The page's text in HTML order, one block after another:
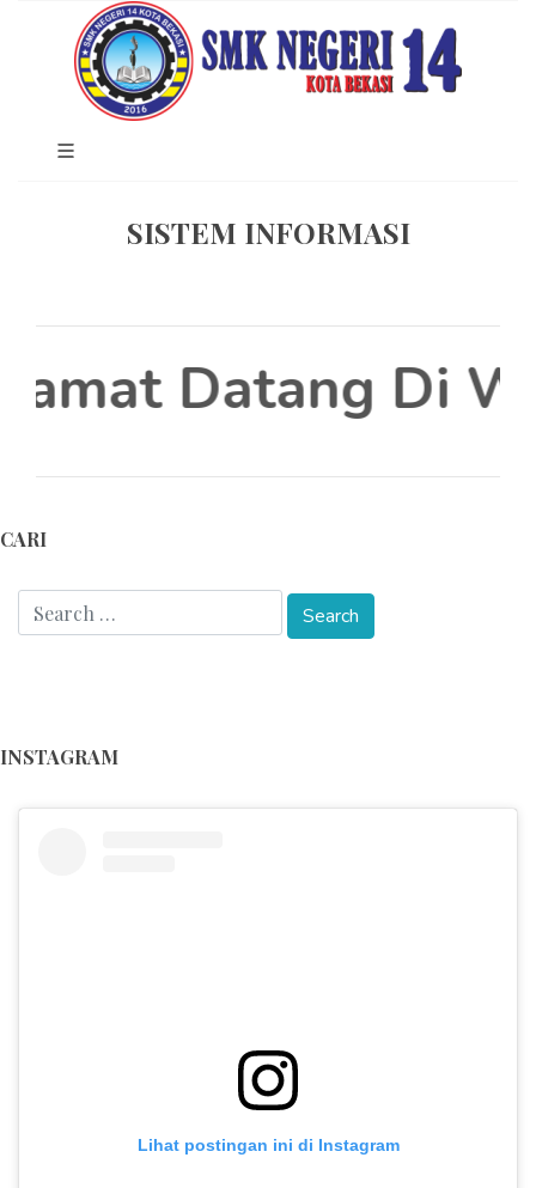
SISTEM INFORMASI
Datang Di
CARI
INSTAGRAM
Lihat postingan ini di Instagram